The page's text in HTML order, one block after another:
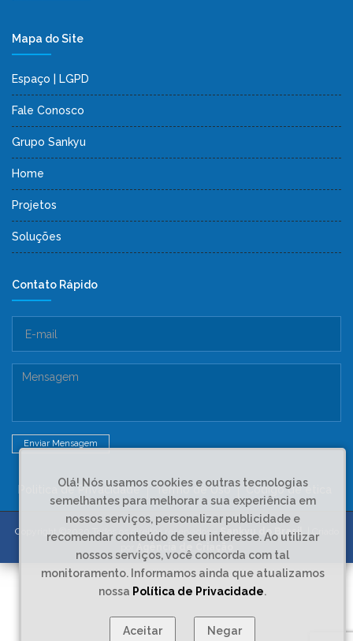
Mapa do Site
Espaço | LGPD
Fale Conosco
Grupo Sankyu
Home
Projetos
Soluções
Contato Rápido
Enviar Mensagem
Politica de Privacidade Termo de Uso Código de ética
Copyright ©2020 Todos os direitos reservados - Sankyu do Brasil
Olá! Nós usamos cookies e outras tecnologias
semelhantes para melhorar a sua experiência em
nossos serviços, personalizar publicidade e
recomendar conteúdo de seu interesse. Ao utilizar
nossos serviços, você concorda com tal
monitoramento. Informamos ainda que atualizamos
nossa Política de Privacidade.
Aceitar Negar